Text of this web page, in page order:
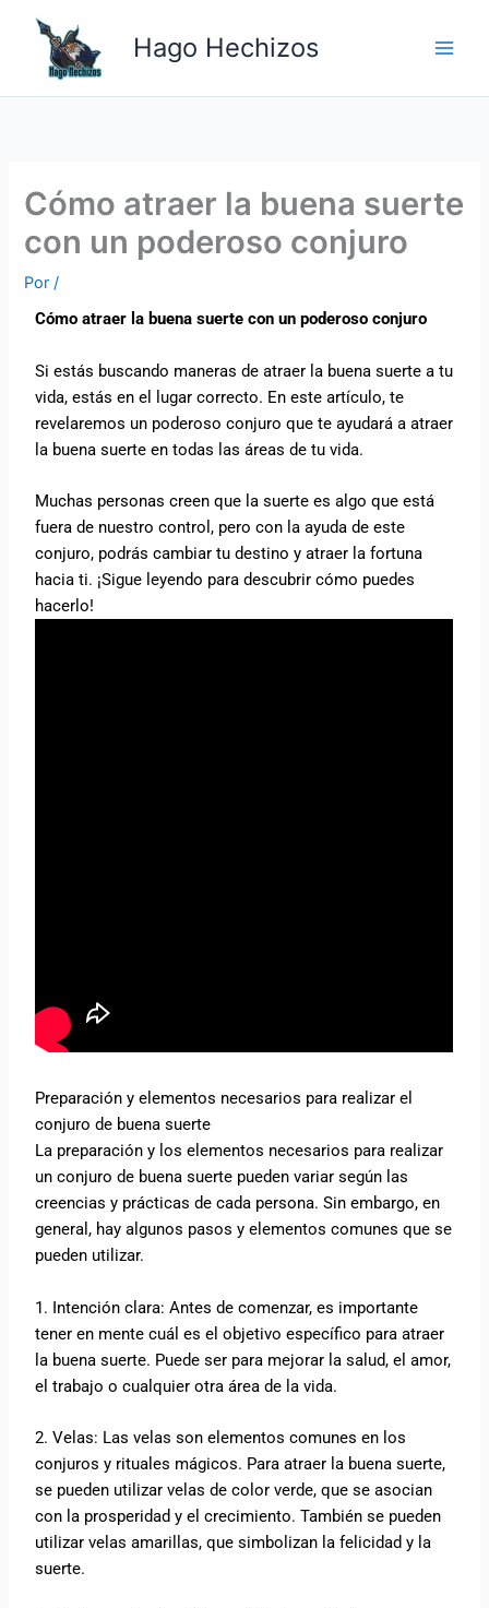
contenido
Hago Hechizos
Cómo atraer la buena suerte
con un poderoso conjuro
Por/
Cómo atraer la buena suerte con un poderoso conjuro
Si estás buscando maneras de atraer la buena suerte a tu
vida, estás en el lugar correcto. En este artículo, te
revelaremos un poderoso conjuro que te ayudará a atraer
la buena suerte en todas las áreas de tu vida.
Muchas personas creen que la suerte es algo que está
fuera de nuestro control, pero con la ayuda de este
conjuro, podrás cambiar tu destino y atraer la fortuna
hacia ti. ¡Sigue leyendo para descubrir cómo puedes
hacerlo!
Preparación y elementos necesarios para realizar el
conjuro de buena suerte
La preparación y los elementos necesarios para realizar
un conjuro de buena suerte pueden variar según las
creencias y prácticas de cada persona. Sin embargo, en
general, hay algunos pasos y elementos comunes que se
pueden utilizar.
1. Intención clara: Antes de comenzar, es importante
tener en mente cuál es el objetivo específico para atraer
la buena suerte. Puede ser para mejorar la salud, el amor,
el trabajo o cualquier otra área de la vida.
2. Velas: Las velas son elementos comunes en los
conjuros y rituales mágicos. Para atraer la buena suerte,
se pueden utilizar velas de color verde, que se asocian
con la prosperidad y el crecimiento. También se pueden
utilizar velas amarillas, que simbolizan la felicidad y la
suerte.